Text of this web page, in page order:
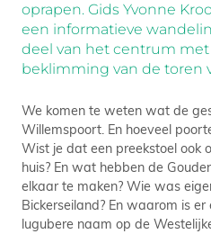
oprapen. Gids Yvonne
een informatieve
deel van het centrum
beklimming van de toren
We komen te weten wat de
Willemspoort. En hoeveel
Wist je dat een preekstoel ook
huis? En wat hebben de
elkaar te maken? Wie was
Bickerseiland? En waarom is
lugubere naam op de